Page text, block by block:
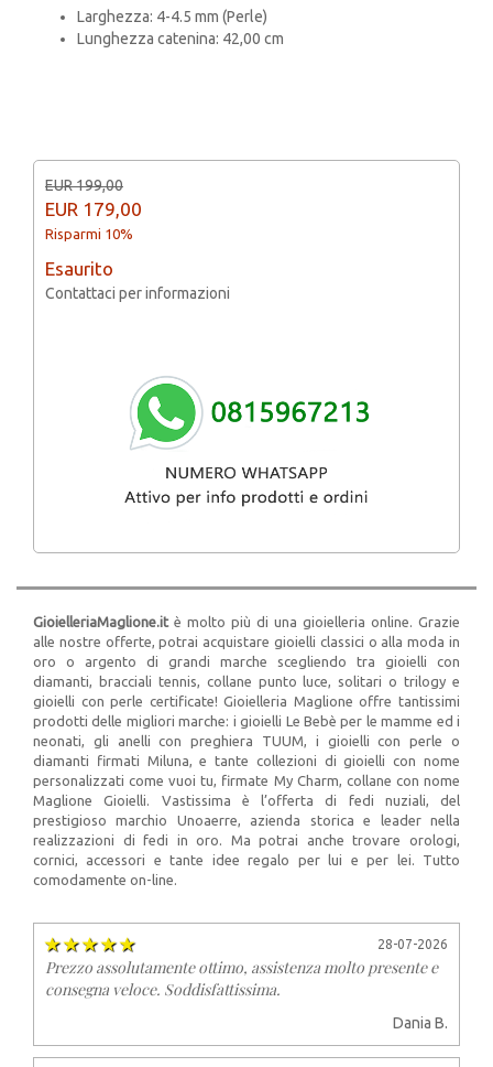
Larghezza: 4-4.5 mm (Perle)
Lunghezza catenina: 42,00 cm
EUR 199,00
EUR 179,00
Risparmi 10%
Esaurito
Contattaci per informazioni
GioielleriaMaglione.itè molto più di una gioielleria online. Grazie
alle nostre offerte, potrai acquistare gioielli classici o alla moda in
oro o argento di grandi marche scegliendo tra gioielli con
diamanti, bracciali tennis, collane punto luce, solitari o trilogy e
gioielli con perle certificate! Gioielleria Maglione offre tantissimi
prodotti delle migliori marche: i gioielli Le Bebè per le mamme ed i
neonati, gli anelli con preghiera TUUM, i gioielli con perle o
diamanti firmati Miluna, e tante collezioni di gioielli con nome
personalizzati come vuoi tu, firmate My Charm, collane con nome
Maglione Gioielli. Vastissima è l’offerta di fedi nuziali, del
prestigioso marchio Unoaerre, azienda storica e leader nella
realizzazioni di fedi in oro. Ma potrai anche trovare orologi,
cornici, accessori e tante idee regalo per lui e per lei. Tutto
comodamente on-line.
28-07-2026
Prezzo assolutamente ottimo, assistenza molto presente e
consegna veloce. Soddisfattissima.
Dania B.